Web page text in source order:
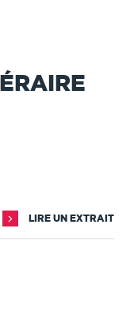
LIRE UN EXTRAIT